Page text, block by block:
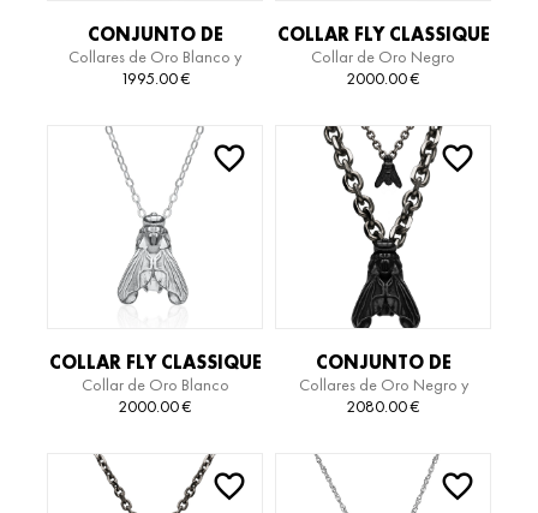
CONJUNTO DE
COLLARES FLY
TITANIUM EDITION
Collares de Oro Blanco y
Titanio
1995.00€
COLLAR FLY CLASSIQUE
Collar de Oro Negro
2000.00€
COLLAR FLY CLASSIQUE
Collar de Oro Blanco
2000.00€
CONJUNTO DE
COLLARES FLY
TITANIUM EDITION
Collares de Oro Negro y
Titanio
2080.00€